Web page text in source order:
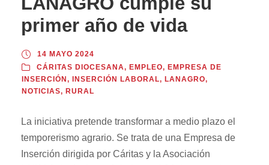
primer año de vida
14 MAYO 2024
CÁRITAS DIOCESANA, EMPLEO, EMPRESA DE
INSERCIÓN, INSERCIÓN LABORAL, LANAGRO,
NOTICIAS, RURAL
La iniciativa pretende transformar a medio plazo el
temporerismo agrario. Se trata de una Empresa de
Inserción dirigida por Cáritas y la Asociación